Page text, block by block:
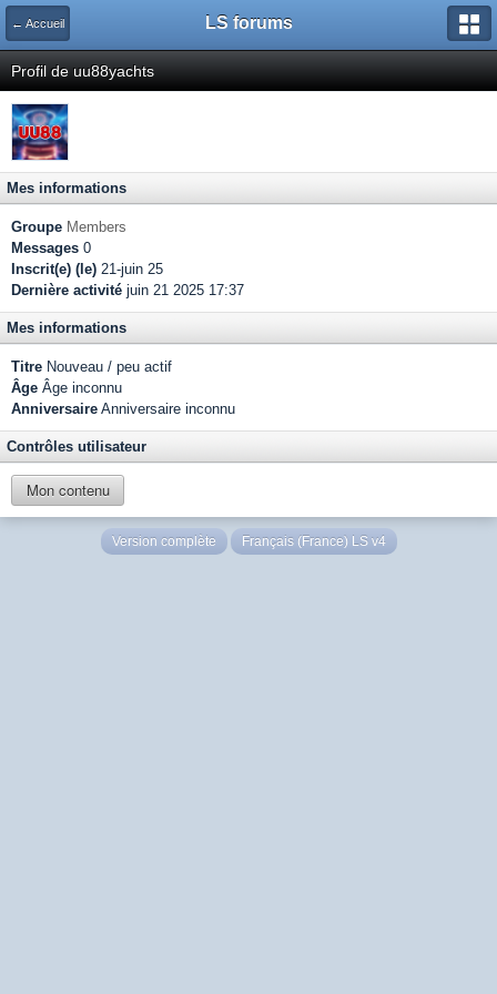
← Accueil LS forums
Profil de uu88yachts
Mes informations
Groupe Members
Messages 0
Inscrit(e) (le) 21-juin 25
Dernière activité juin 21 2025 17:37
Mes informations
Titre Nouveau / peu actif
Âge Âge inconnu
Anniversaire Anniversaire inconnu
Contrôles utilisateur
Mon contenu
Version complète Français (France) LS v4